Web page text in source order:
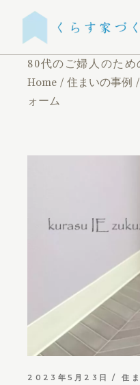
80代のご婦人のため
Home
住まいの事例
ォーム
2023年5月23日 住